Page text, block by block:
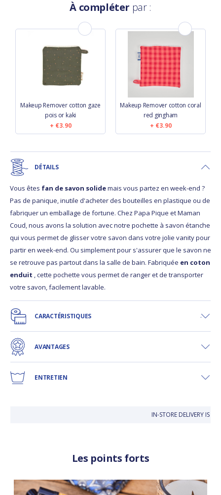
À compléter par :
Makeup Remover cotton gaze
pois or kaki
€3.90
Makeup Remover cotton coral
red gingham
€3.90
DÉTAILS
Vous êtes fan de savon solidemais vous partez en week-end ?
Pas de panique, inutile d'acheter des bouteilles en plastique ou de
fabriquer un emballage de fortune. Chez Papa Pique et Maman
Coud, nous avons la solution avec notre pochette à savon étanche
qui vous permet de glisser votre savon dans votre jolie vanity pour
partir en week-end. Ou simplement pour s'assurer que le savon ne
se retrouve pas partout dans la salle de bain. Fabriquée en coton
enduit , cette pochette vous permet de ranger et de transporter
votre savon, facilement lavable.
CARACTÉRISTIQUES
AVANTAGES
ENTRETIEN
IN-STORE DELIVERY IS
Les points forts